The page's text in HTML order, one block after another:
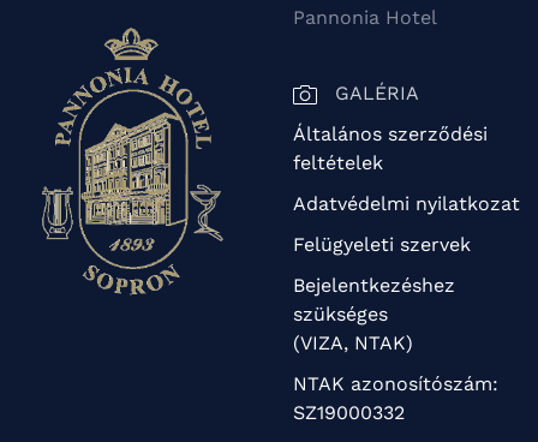
Pannonia Hotel
GALÉRIA
Általános szerződési
feltételek
Adatvédelmi nyilatkozat
Felügyeleti szervek
Bejelentkezéshez
szükséges
(VIZA, NTAK)
NTAK azonosítószám:
SZ19000332